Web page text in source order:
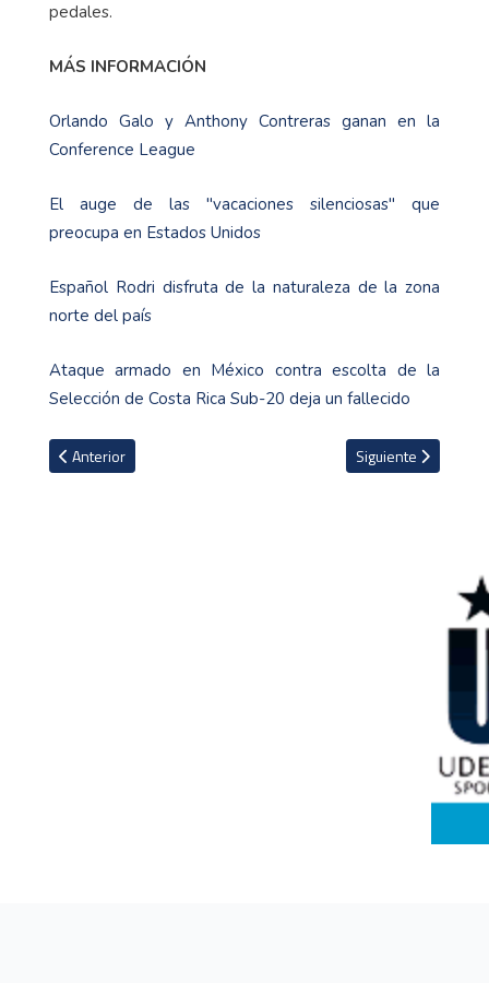
pedales.
MÁS INFORMACIÓN
Orlando Galo y Anthony Contreras ganan en la
Conference League
El auge de las "vacaciones silenciosas" que
preocupa en Estados Unidos
Español Rodri disfruta de la naturaleza de la zona
norte del país
Ataque armado en México contra escolta de la
Selección de Costa Rica Sub-20 deja un fallecido
Artículo anterior: Pocagar revela el motivo de su renuncia a los
Anterior Artículo siguiente:
Siguiente